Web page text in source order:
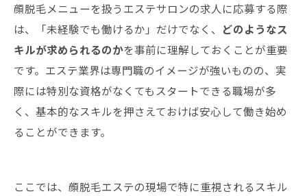
顔脱毛メニューを扱うエステサロンの求人に応募する際
は、「未経験でも働けるか」だけでなく、 どのようなス
キルが求められるのかを事前に理解しておくことが重要
です。エステ業界は専門職のイメージが強いものの、実
際には特別な資格がなくてもスタートできる職場が多
く、基本的なスキルを押さえておけば安心して働き始め
ることができます。
ここでは、顔脱毛エステの現場で特に重視されるスキル